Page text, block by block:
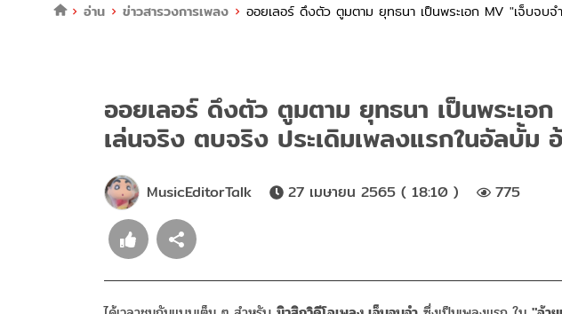
อ่าน ข่าวสารวงการเพลง ออยเลอร์ ดึงตัว ตูมตาม ยุทธนา เป็นพระเอก MV "เจ็บจบ
ออยเลอร์ ดึงตัว ตูมตาม ยุทธนา เป็นพระเอ
เล่นจริง ตบจริง ประเดิมเพลงแรกในอัลบั้ม
MusicEditorTalk 27 เมษายน 2565 ( 18:10 ) 775